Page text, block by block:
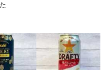
た